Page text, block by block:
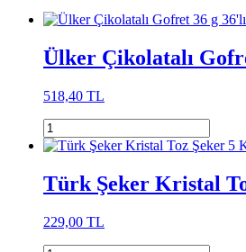
Ülker Çikolatalı
518,40 TL
Türk Şeker Kristal
229,00 TL